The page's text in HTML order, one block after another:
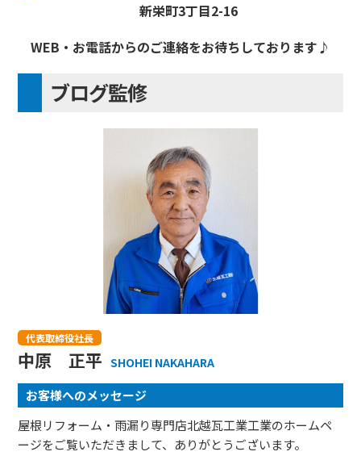
新栄町3丁目2-16
WEB・お電話からのご連絡をお待ちしております♪
ブログ監修
代表取締役社長
中原 正平 SHOHEI NAKAHARA
お客様へのメッセージ
屋根リフォーム・雨漏り専門店北越瓦工業工業のホームペ
ージをご覧いただきまして、ありがとうございます。